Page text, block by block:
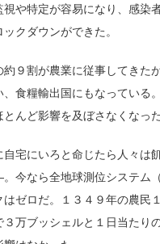
や特定が容易になり、感染
クダウンができた。
９割が農業に従事してきた
食糧輸出国にもなっている
んど影響を及ぼさなくなった
宅にいろと命じたら人々は
今なら全地球測位システム
ゼロだ。１３４９年の農民
万ブッシェルと１日当たり